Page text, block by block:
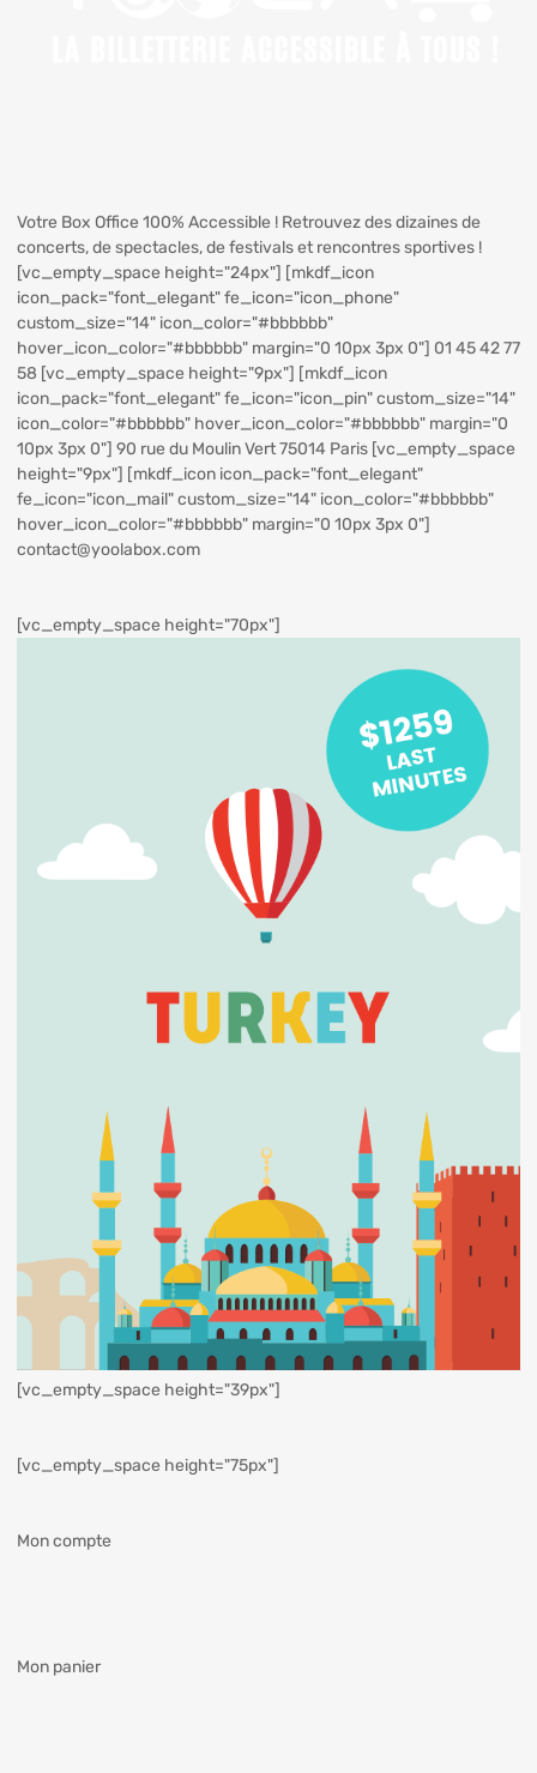
Votre Box Office 100% Accessible ! Retrouvez des dizaines de
concerts, de spectacles, de festivals et rencontres sportives !
[vc_empty_space height="24px"] [mkdf_icon
icon_pack="font_elegant" fe_icon="icon_phone"
custom_size="14" icon_color="#bbbbbb"
hover_icon_color="#bbbbbb" margin="0 10px 3px 0"] 01 45 42 77
58 [vc_empty_space height="9px"] [mkdf_icon
icon_pack="font_elegant" fe_icon="icon_pin" custom_size="14"
icon_color="#bbbbbb" hover_icon_color="#bbbbbb" margin="0
10px 3px 0"] 90 rue du Moulin Vert 75014 Paris [vc_empty_space
height="9px"] [mkdf_icon icon_pack="font_elegant"
fe_icon="icon_mail" custom_size="14" icon_color="#bbbbbb"
hover_icon_color="#bbbbbb" margin="0 10px 3px 0"]
contact@yoolabox.com
[vc_empty_space height="70px"]
[vc_empty_space height="39px"]
[vc_empty_space height="75px"]
Mon compte
Mon panier